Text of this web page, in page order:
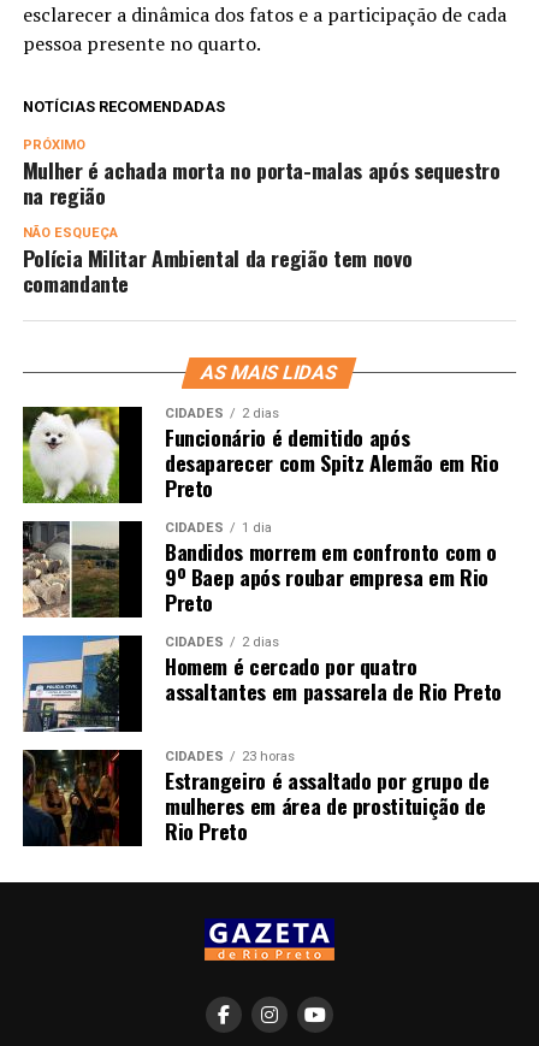
esclarecer a dinâmica dos fatos e a participação de cada
pessoa presente no quarto.
NOTÍCIAS RECOMENDADAS
PRÓXIMO
Mulher é achada morta no porta-malas após sequestro
na região
NÃO ESQUEÇA
Polícia Militar Ambiental da região tem novo
comandante
AS MAIS LIDAS
CIDADES 2 dias
Funcionário é demitido após
desaparecer com Spitz Alemão em Rio
Preto
CIDADES 1 dia
Bandidos morrem em confronto com o
9º Baep após roubar empresa em Rio
Preto
CIDADES 2 dias
Homem é cercado por quatro
assaltantes em passarela de Rio Preto
CIDADES 23 horas
Estrangeiro é assaltado por grupo de
mulheres em área de prostituição de
Rio Preto